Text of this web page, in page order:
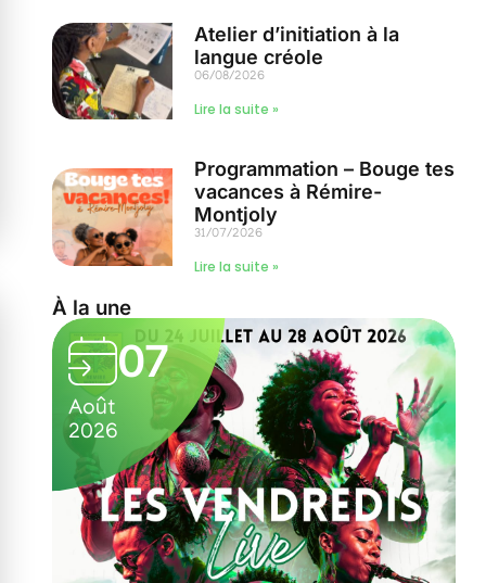
Atelier d’initiation à la
langue créole
06/08/2026
Lire la suite »
Programmation – Bouge tes
vacances à Rémire-
Montjoly
31/07/2026
Lire la suite »
À la une
05
Août
2026